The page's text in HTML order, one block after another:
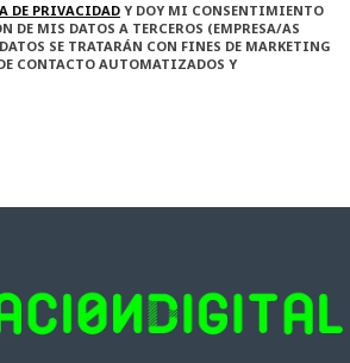
DE PRIVACIDAD Y DOY MI CONSENTIMIENTO
DE MIS DATOS A TERCEROS (EMPRESA/AS
SE TRATARÁN CON FINES DE MARKETING
CONTACTO AUTOMATIZADOS Y